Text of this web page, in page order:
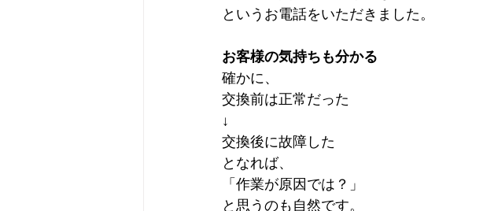
というお電話をいただきました。
お客様の気持ちも分かる
確かに、
交換前は正常だった
↓
交換後に故障した
となれば、
「作業が原因では？」
と思うのも自然です。